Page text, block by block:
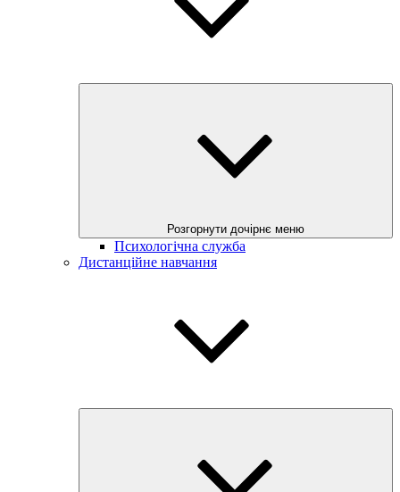
Розгорнути дочірнє меню
Психологічна служба
Дистанційне навчання